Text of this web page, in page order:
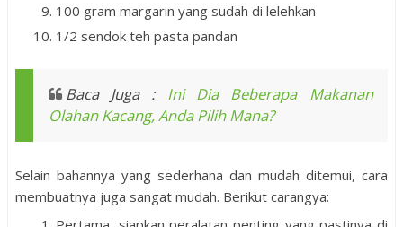
100 gram margarin yang sudah di lelehkan
1/2 sendok teh pasta pandan
Baca Juga : Ini Dia Beberapa Makanan
Olahan Kacang, Anda Pilih Mana?
Selain bahannya yang sederhana dan mudah ditemui, cara
membuatnya juga sangat mudah. Berikut carangya: